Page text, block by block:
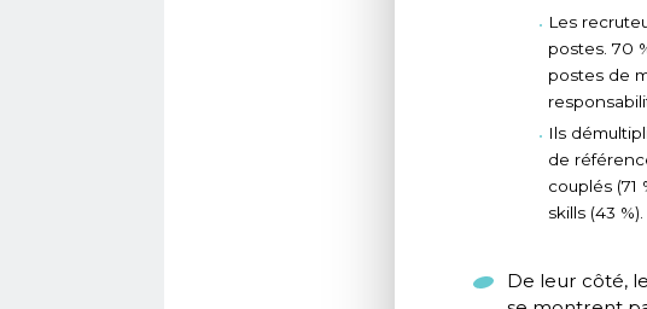
Les
postes. 70
postes de
Ils
de
couplés (71
skills (43 %).
De leur côté,